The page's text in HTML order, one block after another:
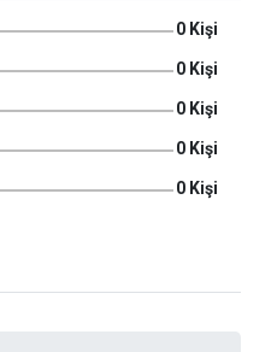
0 Kişi
0 Kişi
0 Kişi
0 Kişi
0 Kişi